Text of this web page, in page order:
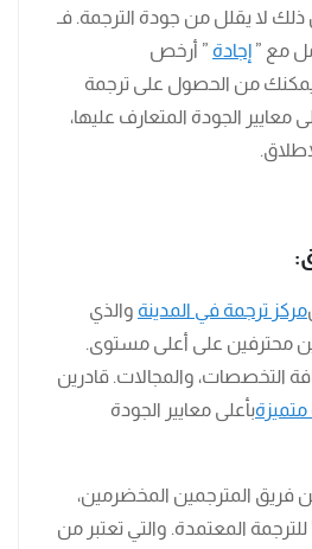
ذلك لا يقلل من جودة الترجمة. فـ
مع ” إجادة ” أرخص
من الحصول على ترجمة
معايير الجودة المتعارف عليها،
مركز ترجمة في المدينة والذي
محترفين على أعلى مستوى.
التخصصات، والمجالات. قادرين
بأعلى معايير الجودة
فريق المترجمين المخضرمين،
للترجمة المعتمدة. والتي تعتبر من